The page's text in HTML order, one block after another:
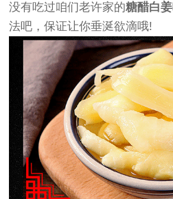
没有吃过咱们老许家的糖醋白姜
法吧，保证让你垂涎欲滴哦!